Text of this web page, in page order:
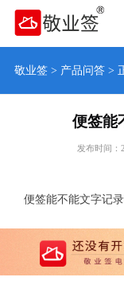
敬业签> 产品问答>
便签能
发布时间：
便签能不能文字记